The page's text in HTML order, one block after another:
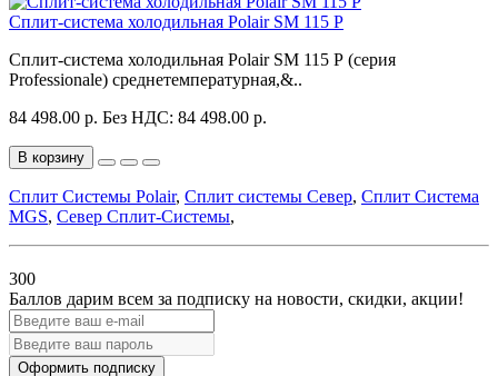
Сплит-система холодильная Polair SM 115 P
Сплит-система холодильная Polair SM 115 P (серия
Professionale) среднетемпературная,&..
84 498.00 р. Без НДС: 84 498.00 р.
В корзину
Сплит Системы Polair, Сплит системы Север, Сплит Система
MGS, Север Сплит-Системы,
300
Баллов дарим всем за подписку на новости, скидки, акции!
Оформить подписку